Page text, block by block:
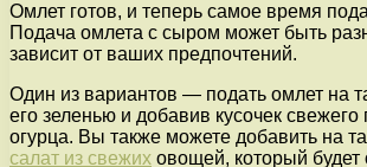
Омлет готов, и теперь самое время
Подача омлета с сыром может быть
зависит от ваших предпочтений.
Один из вариантов — подать омлет на
его зеленью и добавив кусочек
огурца. Вы также можете добавить на
салат из свежих овощей, который будет